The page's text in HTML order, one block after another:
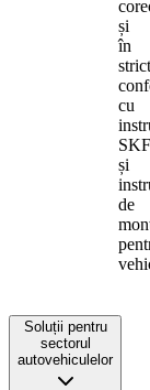
și
în
cu
SKF
și
de
Soluții pentru
sectorul
autovehiculelor